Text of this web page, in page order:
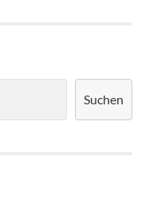
Suchen